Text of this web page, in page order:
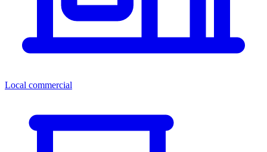
Local commercial